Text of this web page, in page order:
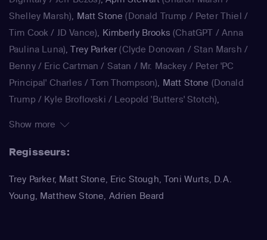
Gore en Kanye West al in South Park op, om er maar een
paar te noemen.
Shelley Marsh), Matt Stone (Donald Trump / Peter Thiel /
Tim Cook / JD Vance), Kimberly Brooks (ChatGPT / Anna
Paulina Luna),Trey Parker (Clyde Donovan / Stan Marsh /
Benny / Eric Cartman / Satan / Mr. Mackey / Peter 'PC
Principal' Charles / Tom Thompson), Matt Stone (Donald
Trump / Kyle Broflovski / Leopold 'Butters' Stotch),
Cartman / Randy Marsh / Harrison Yates / Pi Pi / Water
/ Butters Stotch / ManBearPig / Mr. Cusslor),April Stewart
(Liane Cartman / Sharon Marsh / Shelly Marsh)
Show more
Regisseurs:
Trey Parker, Matt Stone, Eric Stough, Toni Wurts, D.A.
Young, Matthew Stone, Adrien Beard